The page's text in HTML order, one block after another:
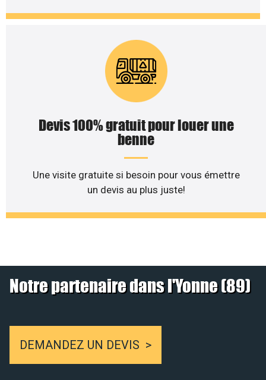
Devis 100% gratuit pour louer une
benne
Une visite gratuite si besoin pour vous émettre
un devis au plus juste!
Notre partenaire dans l'Yonne (89)
DEMANDEZ UN DEVIS